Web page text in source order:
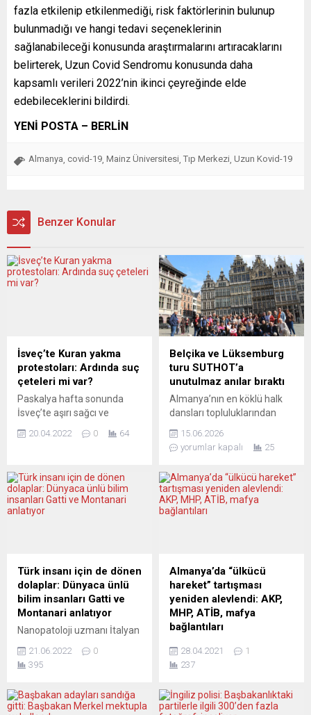
fazla etkilenip etkilenmediği, risk faktörlerinin bulunup
bulunmadığı ve hangi tedavi seçeneklerinin
sağlanabileceği konusunda araştırmalarını artıracaklarını
belirterek, Uzun Covid Sendromu​​​​​​​ konusunda daha
kapsamlı verileri 2022’nin ikinci çeyreğinde elde
edebileceklerini bildirdi.
YENİ POSTA – BERLİN
Almanya covid-19 Mainz Üniversitesi Tıp Merkezi Uzun Kovid-19
Benzer Konular
İsveç’te Kuran yakma
protestoları: Ardında suç
çeteleri mi var?
Paskalya hafta sonunda
İsveç’te aşırı sağcı ve
Rasmus Paludan’ın Kuran’ı
çok sayıda kişinin
yaralanmasına ve maddi
hasara neden oldu. Polis
olduğuna dair “güçlü
şüpheyi” dile getirdi. Ne
yapmak gerekiyor?
AFTONBLADET (İsveç)
NEDENLERİ ÖNEMLİ...
20.04.2022 0 64
Belçika ve Lüksemburg
turu SUTHOT’a
unutulmaz anılar bıraktı
Almanya’nın en köklü halk
dansları topluluklarından
Topluluğu (SUTHOT),
geleneksel hale getirdiği
daha ekledi. Topluluk üyeleri,
dört gün süren Belçika ve
Lüksemburg gezisinde tarihi
şehirlerine taşıdı. SUTHOT
ekibi, kültür gezisinde
Belçika’nın Brüksel,
Antwerpen,...
15.06.2026
yorumlar kapalı
25
Türk insanı için de dönen
dolaplar: Dünyaca ünlü
bilim insanları Gatti ve
Montanari anlatıyor
Nanopatoloji uzmanı İtalyan
Montanari ve eşi Antonietta
Gatti, koronavirüs salgınının
içinde her fırsatta, bilimsel
21.06.2022
0
395
Almanya’da “ülkücü
hareket” tartışması
yeniden alevlendi: AKP,
MHP, ATİB, mafya
bağlantıları
ilgili tartışmalar tekrar
gündemde. Prof. Dr. Kemal
hazırlanan bir araştırma, bu
28.04.2021
1
237